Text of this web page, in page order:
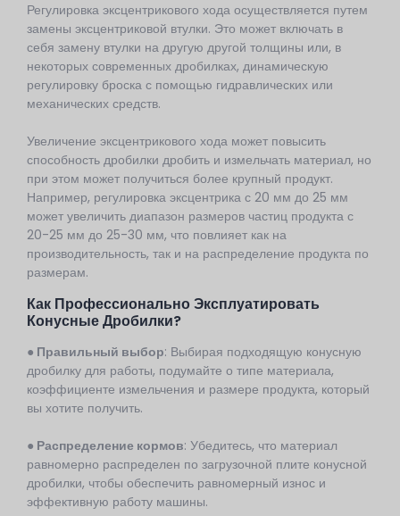
Регулировка эксцентрикового хода осуществляется путем
замены эксцентриковой втулки. Это может включать в
себя замену втулки на другую другой толщины или, в
некоторых современных дробилках, динамическую
регулировку броска с помощью гидравлических или
механических средств.
Увеличение эксцентрикового хода может повысить
способность дробилки дробить и измельчать материал, но
при этом может получиться более крупный продукт.
Например, регулировка эксцентрика с 20 мм до 25 мм
может увеличить диапазон размеров частиц продукта с
20-25 мм до 25-30 мм, что повлияет как на
производительность, так и на распределение продукта по
размерам.
Как Профессионально Эксплуатировать
Конусные Дробилки?
● Правильный выбор: Выбирая подходящую конусную
дробилку для работы, подумайте о типе материала,
коэффициенте измельчения и размере продукта, который
вы хотите получить.
● Распределение кормов: Убедитесь, что материал
равномерно распределен по загрузочной плите конусной
дробилки, чтобы обеспечить равномерный износ и
эффективную работу машины.